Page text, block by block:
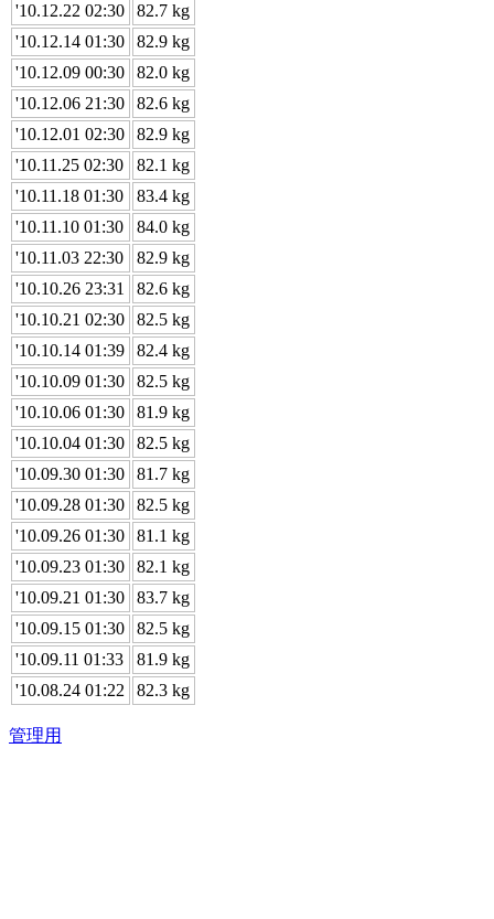
'10.12.22 02:30
82.7 kg
'10.12.14 01:30
82.9 kg
'10.12.09 00:30
82.0 kg
'10.12.06 21:30
82.6 kg
'10.12.01 02:30
82.9 kg
'10.11.25 02:30
82.1 kg
'10.11.18 01:30
83.4 kg
'10.11.10 01:30
84.0 kg
'10.11.03 22:30
82.9 kg
'10.10.26 23:31
82.6 kg
'10.10.21 02:30
82.5 kg
'10.10.14 01:39
82.4 kg
'10.10.09 01:30
82.5 kg
'10.10.06 01:30
81.9 kg
'10.10.04 01:30
82.5 kg
'10.09.30 01:30
81.7 kg
'10.09.28 01:30
82.5 kg
'10.09.26 01:30
81.1 kg
'10.09.23 01:30
82.1 kg
'10.09.21 01:30
83.7 kg
'10.09.15 01:30
82.5 kg
'10.09.11 01:33
81.9 kg
'10.08.24 01:22
82.3 kg
管理用